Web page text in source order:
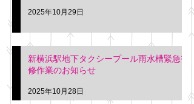
2025年10月29日
新横浜駅地下タクシープール雨水槽緊急補
修作業のお知らせ
2025年10月28日